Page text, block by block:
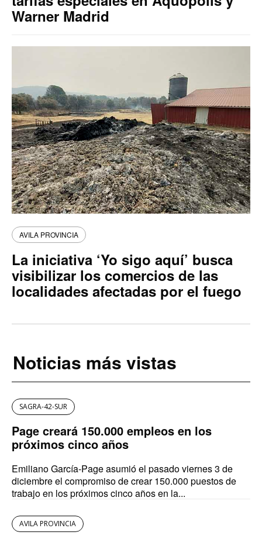
Warner Madrid
AVILA PROVINCIA
La iniciativa ‘Yo sigo aquí’ busca
visibilizar los comercios de las
localidades afectadas por el fuego
Noticias más vistas
SAGRA-42-SUR
Page creará 150.000 empleos en los
próximos cinco años
Emiliano García-Page asumió el pasado viernes 3 de
diciembre el compromiso de crear 150.000 puestos de
trabajo en los próximos cinco años en la...
AVILA PROVINCIA